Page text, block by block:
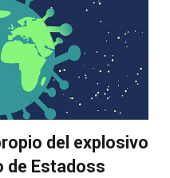
del explosivo
de Estadoss